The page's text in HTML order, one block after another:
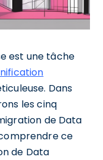
est une tâche
Dans
les cinq
de Data
ce
de Data